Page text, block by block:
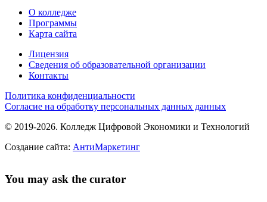
О колледже
Программы
Карта сайта
Лицензия
Сведения об образовательной организации
Контакты
Политика конфиденциальности
Согласие на обработку персональных данных данных
© 2019-2026. Колледж Цифровой Экономики и Технологий
Создание сайта: АнтиМаркетинг
You may ask the curator